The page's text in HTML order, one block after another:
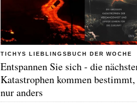
TICHYS LIEBLINGSBUCH DER WOCHE
Entspannen Sie sich - die
Katastrophen kommen bestimmt,
nur anders